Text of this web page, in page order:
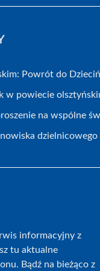
Powrót do
w powiecie
na wspólne
informacyjny z
tu aktualne
Bądź na bieżąco z